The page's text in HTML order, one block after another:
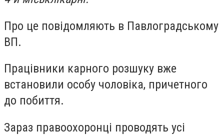
Про це повідомляють в Павлоградському
ВП.
Працівники карного розшуку вже
встановили особу чоловіка, причетного
до побиття.
Зараз правоохоронці проводять усі